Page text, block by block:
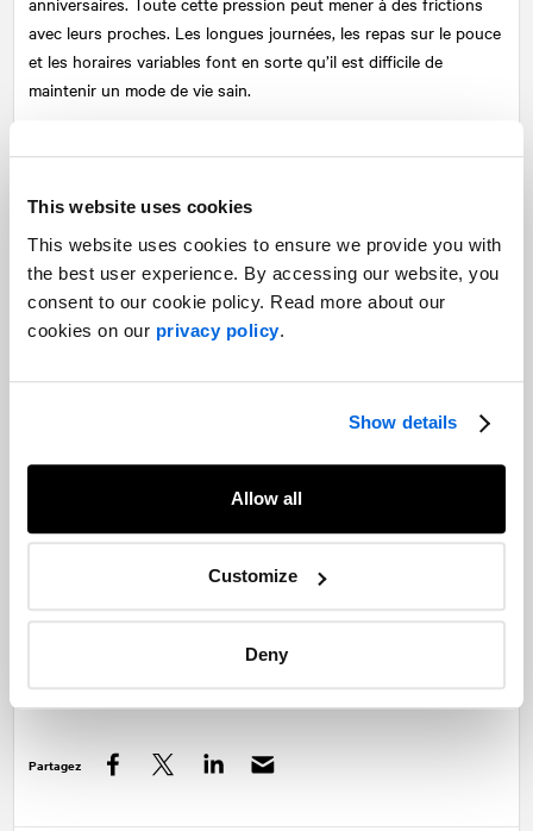
This website uses cookies
This website uses cookies to ensure we provide you with
the best user experience. By accessing our website, you
consent to our cookie policy. Read more about our
cookies on our privacy policy.
Show details
Allow all
Customize
Deny
avec leurs proches. Les longues journées, les repas sur le pouce
et les horaires variables font en sorte qu’il est difficile de
maintenir un mode de vie sain.
une préoccupation pour le bien-être de leur communauté. Ils ont
époque où plusieurs personnes hésitent à exprimer
publiquement leur opinion. L’arène politique demeure la meilleure
plateforme pour confronter des idées, changer les choses et
mettre en lumière les enjeux qui façonnent l’avenir du pays. Le
l’amertume, il est bon de prendre du recul pour apprécier le
travail de ces gens qui ont obtenu le privilège ultime de nous
Tiéoulé Traoré était directeur, Relations gouvernementales au Cabinet de relations
publiquesNATIONAL
Partagez